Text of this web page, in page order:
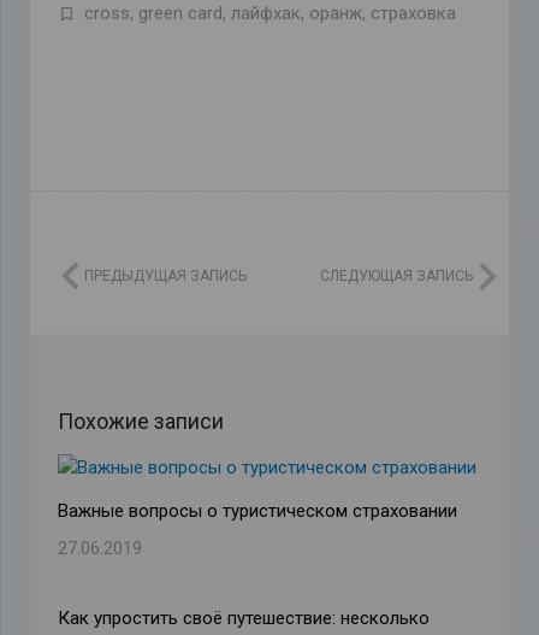
cross, green card, лайфхак, оранж, страховка
ПРЕДЫДУЩАЯ ЗАПИСЬ СЛЕДУЮЩАЯ ЗАПИСЬ
Похожие записи
Важные вопросы о туристическом страховании
27.06.2019
Как упростить своё путешествие: несколько